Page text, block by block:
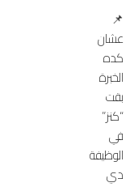
📌
عشان
كده
الخبرة
بقت
“كنز”
في
الوظيفة
دي